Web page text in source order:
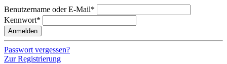
Benutzername oder E-Mail*
Kennwort*
Anmelden
Passwort vergessen?
Zur Registrierung